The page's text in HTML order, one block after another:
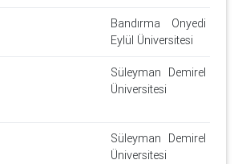
Bandırma Onyedi
Eylül Üniversitesi
Süleyman Demirel
Üniversitesi
Süleyman Demirel
Üniversitesi